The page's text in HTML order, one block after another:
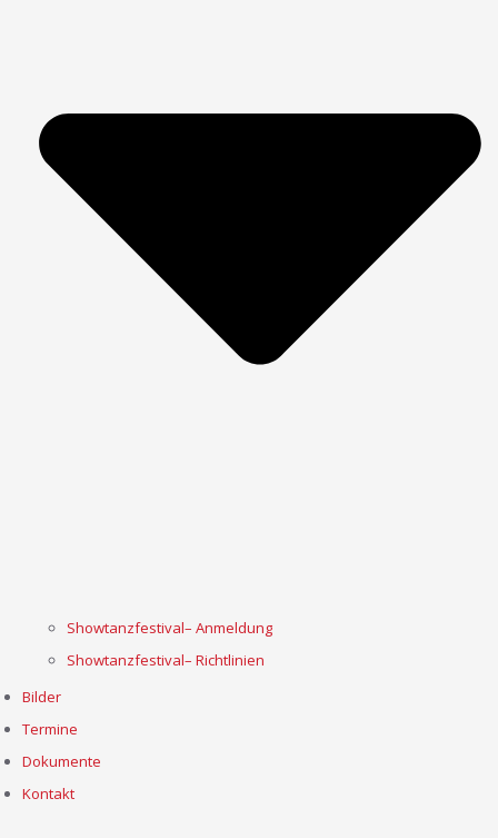
Showtanzfestival– Anmeldung
Showtanzfestival– Richtlinien
Bilder
Termine
Dokumente
Kontakt